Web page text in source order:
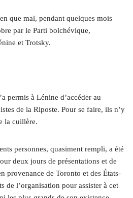
que mal, pendant quelques mois
par le Parti bolchévique,
et Trotsky.
permis à Lénine d’accéder au
de la Riposte. Pour se faire, ils n’y
la cuillère.
personnes, quasiment rempli, a été
deux jours de présentations et de
provenance de Toronto et des États-
de l’organisation pour assister à cet